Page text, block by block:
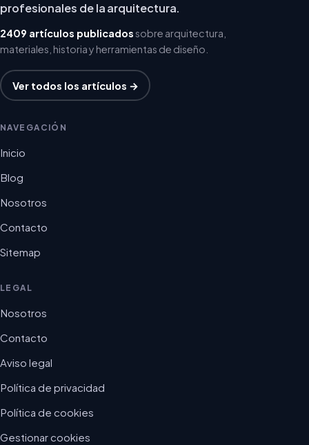
profesionales de la arquitectura.
2409 artículos publicadossobre arquitectura,
materiales, historia y herramientas de diseño.
Ver todos los artículos →
NAVEGACIÓN
Inicio
Blog
Nosotros
Contacto
Sitemap
LEGAL
Nosotros
Contacto
Aviso legal
Política de privacidad
Política de cookies
Gestionar cookies